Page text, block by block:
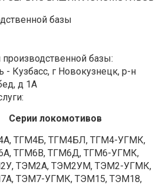
базы
базы:
- Кузбасс, г Новокузнецк, р-н
д 1А
Серии локомотивов
ТГМ4Б, ТГМ4БЛ, ТГМ4-УГМК,
ТГМ6В, ТГМ6Д, ТГМ6-УГМК,
ТЭМ2А, ТЭМ2УМ, ТЭМ2-УГМК,
ТЭМ7-УГМК, ТЭМ15, ТЭМ18,